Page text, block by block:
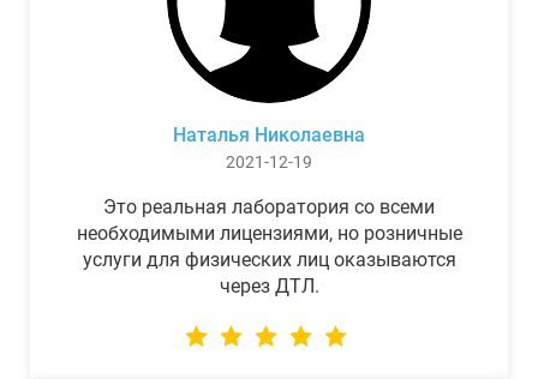
Наталья Николаевна
2021-12-19
Это реальная лаборатория со всеми
необходимыми лицензиями, но розничные
услуги для физических лиц оказываются
через ДТЛ.